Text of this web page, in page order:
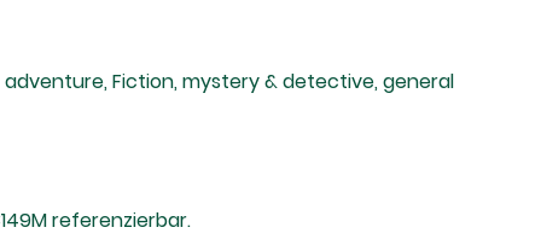
Fiction, mystery & detective, general
referenzierbar.